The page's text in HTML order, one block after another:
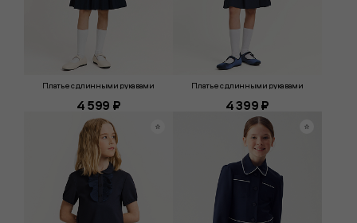
Платье с длинными рукавами
4 599 ₽
Платье с длинными рукавами
4 399 ₽